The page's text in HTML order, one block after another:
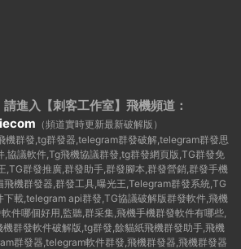
進入【刺客工作室】 飛機頻道：
（頻道實時更新最新破解版）
機群發,tg群發器,telegram群發破解,telegram群發思
,協議軟件,Tg飛機協議群發,tg群發網頁版,TG群發免
,TG群發推廣,群發助手,群發腳本,群發營銷,群發手機
機群發器,群發工具,曝光王,Telegram群發系統,TG
下載,telegram api群發,TG協議破解版群發軟件,飛機
件哪個好用,監聽,群采集,飛機手機群發軟件有哪些,
群發軟件破解版,tg群發,餘貓紙飛機群發助手,飛機
群發器,telegram軟件群發,飛機群發器,飛機群發器